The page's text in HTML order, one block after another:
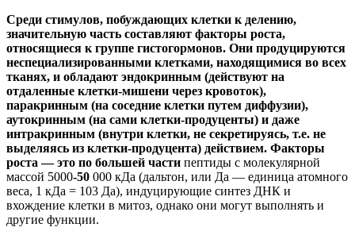
Среди стимулов, побуждающих клетки к делению,
значительную часть составляют факторы роста,
относящиеся к группе гистогормонов. Они продуцируются
неспециализированными клетками, находящимися во всех
тканях, и обладают эндокринным (действуют на
отдаленные клетки-мишени через кровоток),
паракринным (на соседние клетки путем диффузии),
аутокринным (на сами клетки-продуценты) и даже
интракринным (внутри клетки, не секретируясь, т.е. не
выделяясь из клетки-продуцента) действием. Факторы
роста — это по большей части пептиды с молекулярной
массой 5000-50 000 кДа (дальтон, или Да — единица атомного
веса, 1 кДа = 103 Да), индуцирующие синтез ДНК и
вхождение клетки в митоз, однако они могут выполнять и
другие функции.